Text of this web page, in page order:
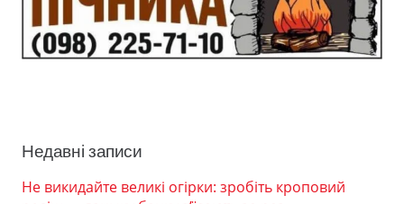
Недавні записи
Не викидайте великі огірки: зробіть кроповий